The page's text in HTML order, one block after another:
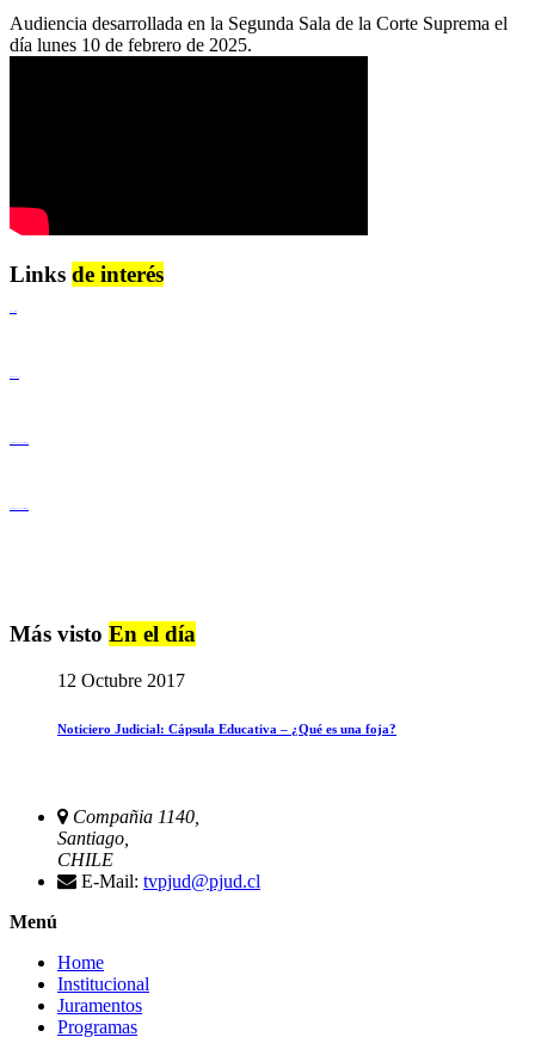
Audiencia desarrollada en la Segunda Sala de la Corte Suprema el
día lunes 10 de febrero de 2025.
Links de interés
Más visto En el día
12 Octubre 2017
Noticiero Judicial: Cápsula Educativa – ¿Qué es una foja?
Compañia 1140,
Santiago,
CHILE
E-Mail: tvpjud@pjud.cl
Menú
Home
Institucional
Juramentos
Programas